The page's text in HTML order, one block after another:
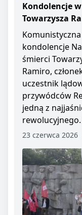
Kondolencje
Towarzysza
Komunistyczna
kondolencje
śmierci
Ramiro,
uczestnik
przywódców
jedną z
23 czerwca 2026